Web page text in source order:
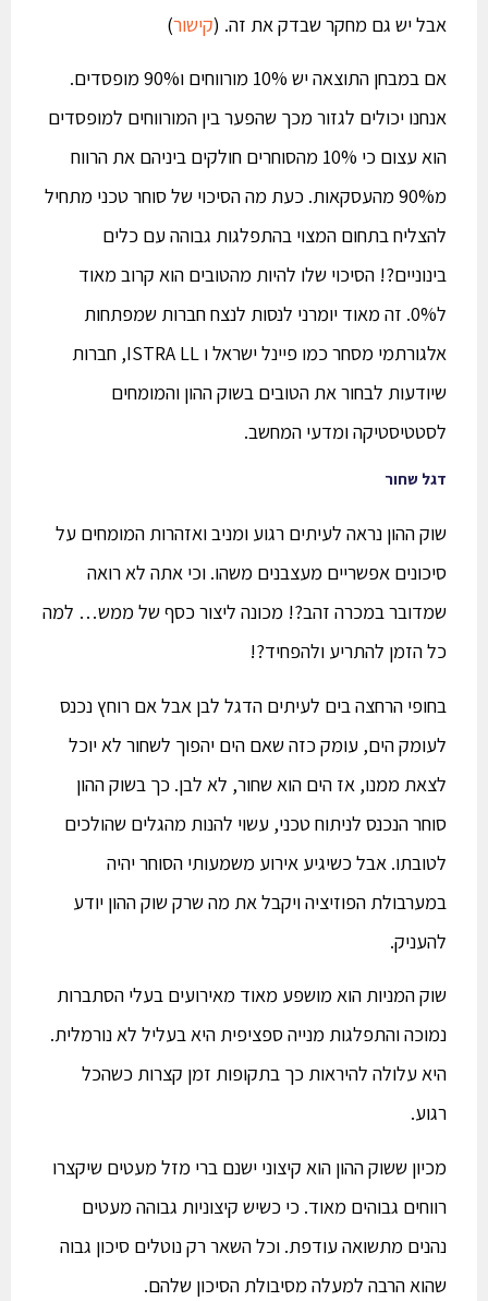
אבל יש גם מחקר שבדק את זה. ( קישור)
אם במבחן התוצאה יש 10% מורווחים ו90% מופסדים.
אנחנו יכולים לגזור מכך שהפער בין המורווחים למופסדים
הוא עצום כי 10% מהסוחרים חולקים ביניהם את הרווח
מ90% מהעסקאות. כעת מה הסיכוי של סוחר טכני מתחיל
להצליח בתחום המצוי בהתפלגות גבוהה עם כלים
בינוניים?! הסיכוי שלו להיות מהטובים הוא קרוב מאוד
ל0%. זה מאוד יומרני לנסות לנצח חברות שמפתחות
אלגורתמי מסחר כמו פיינל ישראל ו ISTRA LL, חברות
שיודעות לבחור את הטובים בשוק ההון והמומחים
לסטטיסטיקה ומדעי המחשב.
דגל שחור
שוק ההון נראה לעיתים רגוע ומניב ואזהרות המומחים על
סיכונים אפשריים מעצבנים משהו. וכי אתה לא רואה
שמדובר במכרה זהב?! מכונה ליצור כסף של ממש… למה
כל הזמן להתריע ולהפחיד?!
בחופי הרחצה בים לעיתים הדגל לבן אבל אם רוחץ נכנס
לעומק הים, עומק כזה שאם הים יהפוך לשחור לא יוכל
לצאת ממנו, אז הים הוא שחור, לא לבן. כך בשוק ההון
סוחר הנכנס לניתוח טכני, עשוי להנות מהגלים שהולכים
לטובתו. אבל כשיגיע אירוע משמעותי הסוחר יהיה
במערבולת הפוזיציה ויקבל את מה שרק שוק ההון יודע
להעניק.
שוק המניות הוא מושפע מאוד מאירועים בעלי הסתברות
נמוכה והתפלגות מנייה ספציפית היא בעליל לא נורמלית.
היא עלולה להיראות כך בתקופות זמן קצרות כשהכל
רגוע.
מכיון ששוק ההון הוא קיצוני ישנם ברי מזל מעטים שיקצרו
רווחים גבוהים מאוד. כי כשיש קיצוניות גבוהה מעטים
נהנים מתשואה עודפת. וכל השאר רק נוטלים סיכון גבוה
שהוא הרבה למעלה מסיבולת הסיכון שלהם.